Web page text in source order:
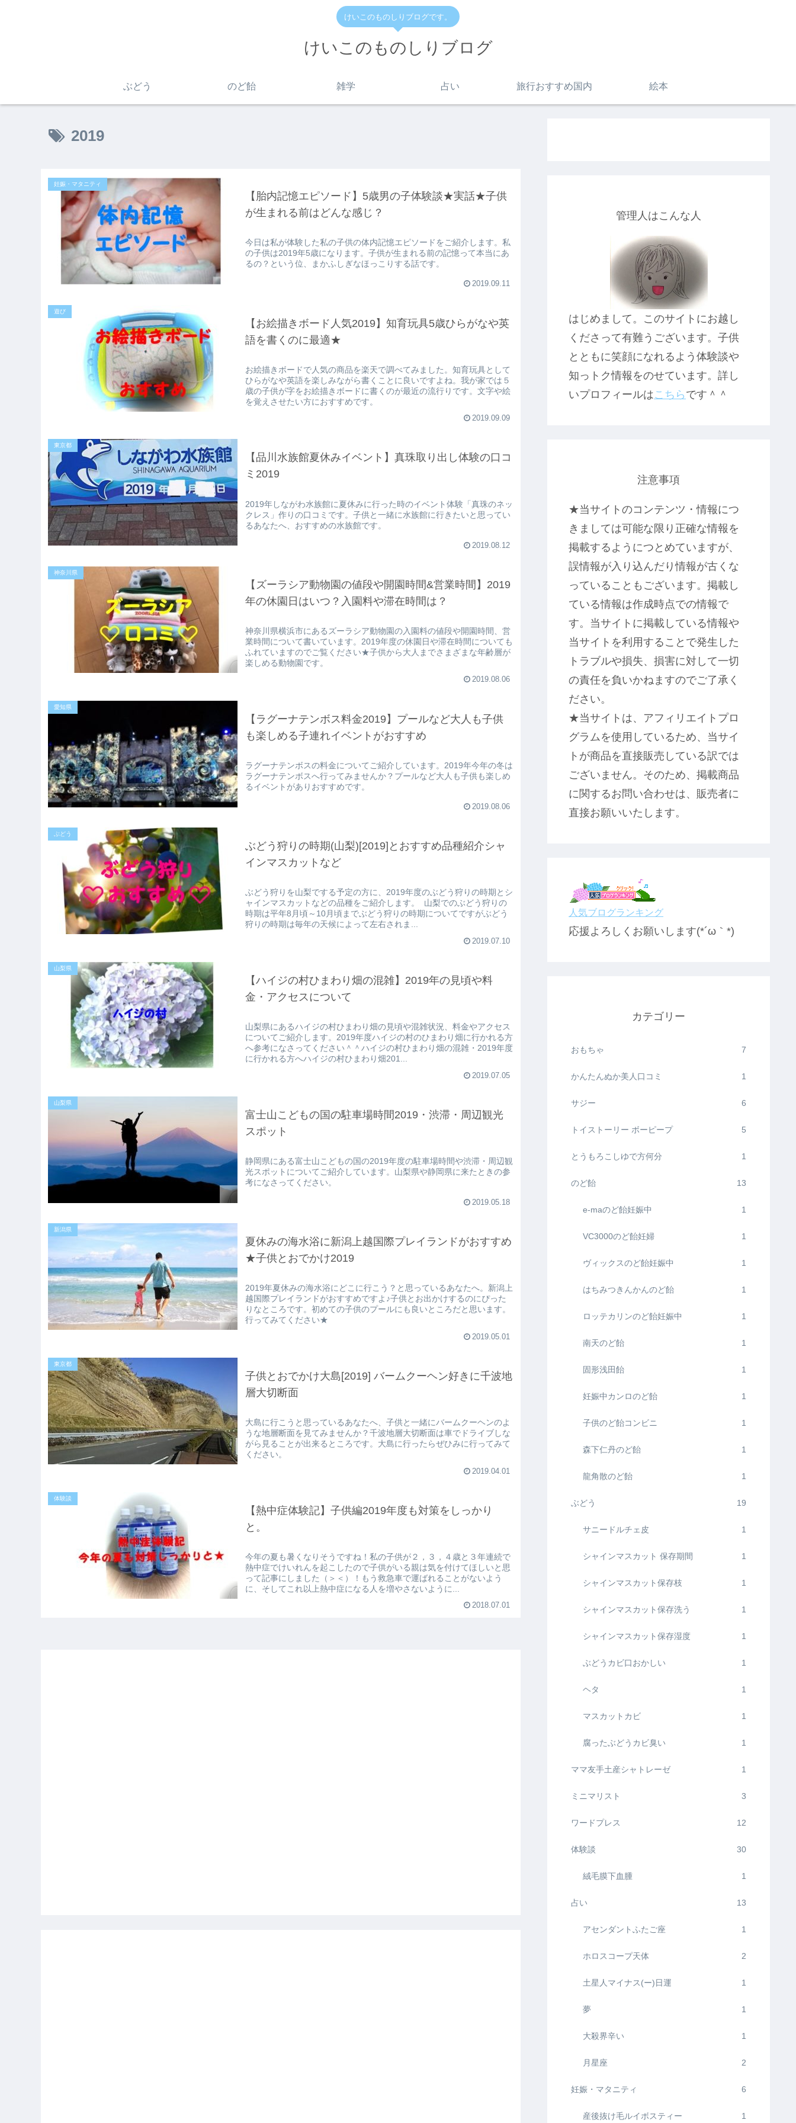
けいこのものしりブログです。
けいこのものしりブログ
ぶどう のど飴 雑学 占い 旅行おすすめ国内 絵本
2019
妊娠・マタニティ
【胎内記憶エピソード】5歳男の子体験談★実話★子供
が生まれる前はどんな感じ？
今日は私が体験した私の子供の体内記憶エピソードをご紹介します。私
の子供は2019年5歳になります。子供が生まれる前の記憶って本当にあ
るの？という位、まかふしぎなほっこりする話です。
2019.09.11
遊び
【お絵描きボード人気2019】知育玩具5歳ひらがなや英
語を書くのに最適★
お絵描きボードで人気の商品を楽天で調べてみました。知育玩具として
ひらがなや英語を楽しみながら書くことに良いですよね。我が家では５
歳の子供が字をお絵描きボードに書くのが最近の流行りです。文字や絵
を覚えさせたい方におすすめです。
2019.09.09
東京都
【品川水族館夏休みイベント】真珠取り出し体験の口コ
ミ2019
2019年しながわ水族館に夏休みに行った時のイベント体験「真珠のネッ
クレス」作りの口コミです。子供と一緒に水族館に行きたいと思ってい
るあなたへ、おすすめの水族館です。
2019.08.12
神奈川県
【ズーラシア動物園の値段や開園時間&営業時間】2019
年の休園日はいつ？入園料や滞在時間は？
神奈川県横浜市にあるズーラシア動物園の入園料の値段や開園時間、営
業時間について書いています。2019年度の休園日や滞在時間についても
ふれていますのでご覧ください★子供から大人までさまざまな年齢層が
楽しめる動物園です。
2019.08.06
愛知県
【ラグーナテンボス料金2019】プールなど大人も子供
も楽しめる子連れイベントがおすすめ
ラグーナテンボスの料金についてご紹介しています。2019年今年の冬は
ラグーナテンボスへ行ってみませんか？プールなど大人も子供も楽しめ
るイベントがありおすすめです。
2019.08.06
ぶどう
ぶどう狩りの時期(山梨)[2019]とおすすめ品種紹介シャ
インマスカットなど
ぶどう狩りを山梨でする予定の方に、2019年度のぶどう狩りの時期とシ
ャインマスカットなどの品種をご紹介します。 山梨でのぶどう狩りの
時期は平年8月頃～10月頃までぶどう狩りの時期についてですがぶどう
狩りの時期は毎年の天候によって左右されま...
2019.07.10
山梨県
【ハイジの村ひまわり畑の混雑】2019年の見頃や料
金・アクセスについて
山梨県にあるハイジの村ひまわり畑の見頃や混雑状況、料金やアクセス
についてご紹介します。2019年度ハイジの村のひまわり畑に行かれる方
へ参考になさってください＾＾ハイジの村ひまわり畑の混雑・2019年度
に行かれる方へハイジの村ひまわり畑201...
2019.07.05
山梨県
富士山こどもの国の駐車場時間2019・渋滞・周辺観光
スポット
静岡県にある富士山こどもの国の2019年度の駐車場時間や渋滞・周辺観
光スポットについてご紹介しています。山梨県や静岡県に来たときの参
考になさってください。
2019.05.18
新潟県
夏休みの海水浴に新潟上越国際プレイランドがおすすめ
★子供とおでかけ2019
2019年夏休みの海水浴にどこに行こう？と思っているあなたへ。新潟上
越国際プレイランドがおすすめですよ♪子供とお出かけするのにぴった
りなところです。初めての子供のプールにも良いところだと思います。
行ってみてください★
2019.05.01
東京都
子供とおでかけ大島[2019] バームクーヘン好きに千波地
層大切断面
大島に行こうと思っているあなたへ、子供と一緒にバームクーヘンのよ
うな地層断面を見てみませんか？千波地層大切断面は車でドライブしな
がら見ることが出来るところです。大島に行ったらぜひみに行ってみて
ください。
2019.04.01
体験談
【熱中症体験記】子供編2019年度も対策をしっかり
と。
今年の夏も暑くなりそうですね！私の子供が２，３，４歳と３年連続で
熱中症でけいれんを起こしたので子供がいる親は気を付けてほしいと思
って記事にしました（＞＜）！もう救急車で運ばれることがないよう
に、そしてこれ以上熱中症になる人を増やさないように...
2018.07.01
管理人はこんな人
はじめまして。このサイトにお越し
くださって有難うございます。子供
とともに笑顔になれるよう体験談や
知っトク情報をのせています。詳し
いプロフィールはこちら です＾＾
注意事項
★当サイトのコンテンツ・情報につ
きましては可能な限り正確な情報を
掲載するようにつとめていますが、
誤情報が入り込んだり情報が古くな
っていることもございます。掲載し
ている情報は作成時点での情報で
す。当サイトに掲載している情報や
当サイトを利用することで発生した
トラブルや損失、損害に対して一切
の責任を負いかねますのでご了承く
ださい。
★当サイトは、アフィリエイトプロ
グラムを使用しているため、当サイ
トが商品を直接販売している訳では
ございません。そのため、掲載商品
に関するお問い合わせは、販売者に
直接お願いいたします。
人気ブログランキング
応援よろしくお願いします(*´ω｀*)
カテゴリー
おもちゃ 7
かんたんぬか美人口コミ 1
サジー 6
トイストーリー ボーピープ 5
とうもろこしゆで方何分 1
のど飴 13
e-maのど飴妊娠中 1
VC3000のど飴妊婦 1
ヴィックスのど飴妊娠中 1
はちみつきんかんのど飴 1
ロッテカリンのど飴妊娠中 1
南天のど飴 1
固形浅田飴 1
妊娠中カンロのど飴 1
子供のど飴コンビニ 1
森下仁丹のど飴 1
龍角散のど飴 1
ぶどう 19
サニードルチェ皮 1
シャインマスカット 保存期間 1
シャインマスカット保存枝 1
シャインマスカット保存洗う 1
シャインマスカット保存湿度 1
ぶどうカビ口おかしい 1
ヘタ 1
マスカットカビ 1
腐ったぶどうカビ臭い 1
ママ友手土産シャトレーゼ 1
ミニマリスト 3
ワードプレス 12
体験談 30
絨毛膜下血腫 1
占い 13
アセンダントふたご座 1
ホロスコープ天体 2
土星人マイナス(ー)日運 1
夢 1
大殺界辛い 1
月星座 2
妊娠・マタニティ 6
産後抜け毛ルイボスティー 1